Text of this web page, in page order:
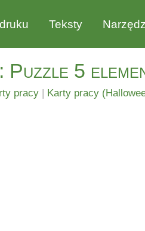
Teksty
5
pracy | Karty pracy